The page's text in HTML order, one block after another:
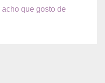
que gosto de